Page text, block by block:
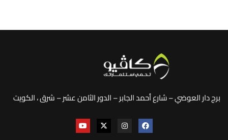
برج دار العوضي – شارع أحمد الجابر – الدور الثامن عشر – شرق ، الكويت